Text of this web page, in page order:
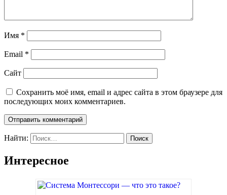
Имя *
Email *
Сайт
Сохранить моё имя, email и адрес сайта в этом браузере для
последующих моих комментариев.
Найти:
Интересное